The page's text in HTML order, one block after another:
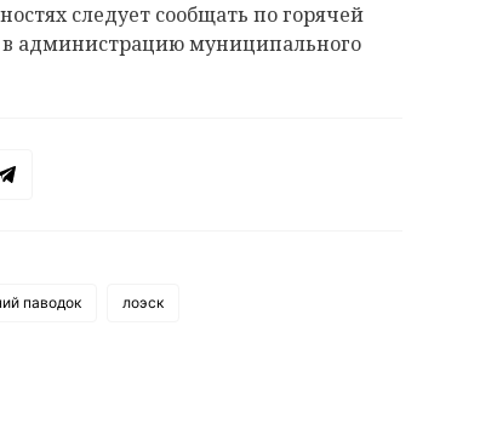
следует сообщать по горячей
администрацию муниципального
паводок лоэск